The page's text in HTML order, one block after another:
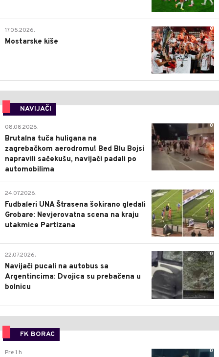
0
17.05.2026.
Mostarske kiše
NAVIJAČI
0
08.08.2026.
Brutalna tuča huligana na
zagrebačkom aerodromu! Bed Blu Bojsi
napravili sačekušu, navijači padali po
automobilima
0
24.07.2026.
Fudbaleri UNA Štrasena šokirano gledali
Grobare: Nevjerovatna scena na kraju
utakmice Partizana
0
22.07.2026.
Navijači pucali na autobus sa
Argentincima: Dvojica su prebačena u
bolnicu
FK BORAC
0
Pre 1 h